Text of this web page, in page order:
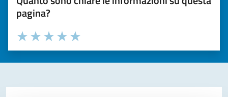
pagina?
Valuta la chiarezza delle informazioni (da 1 a 5 stelle)
Seleziona il numero di stelle per valutare la chiarezza delle
Valuta 5 stelle su 5
Valuta 4 stelle su 5
Valuta 3 stelle su 5
Valuta 2 stelle su 5
Valuta 1 stelle su 5